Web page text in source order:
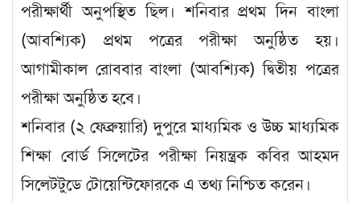
পরীক্ষার্থী অনুপস্থিত ছিল। শনিবার প্রথম দিন বাংলা
(আবশ্যিক) প্রথম পত্রের পরীক্ষা অনুষ্ঠিত হয়।
আগামীকাল রোববার বাংলা (আবশ্যিক) দ্বিতীয় পত্রের
পরীক্ষা অনুষ্ঠিত হবে।
শনিবার (২ ফেব্রুয়ারি) দুপুরে মাধ্যমিক ও উচ্চ মাধ্যমিক
শিক্ষা বোর্ড সিলেটের পরীক্ষা নিয়ন্ত্রক কবির আহমদ
সিলেটটুডে টোয়েন্টিফোরকে এ তথ্য নিশ্চিত করেন।